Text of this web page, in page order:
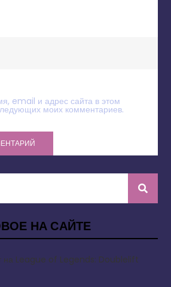
email и адрес сайта в этом
моих комментариев.
НА САЙТЕ
на League of Legends: Doublelift